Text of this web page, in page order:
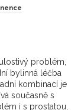
problém,
bylinná léčba
kombinací je
současně s
i s prostatou,